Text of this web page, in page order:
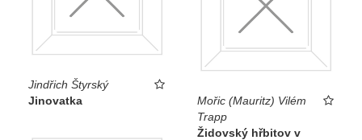
Jindřich Štyrský
Jinovatka
Mořic (Mauritz) Vilém
Trapp
Židovský hřbitov v